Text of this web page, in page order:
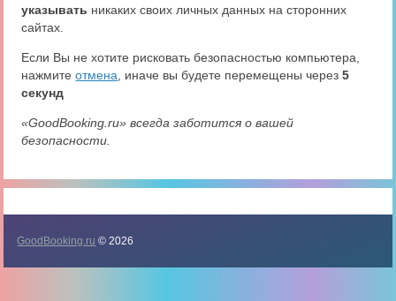
указывать никаких своих личных данных на сторонних
сайтах.
Если Вы не хотите рисковать безопасностью компьютера,
нажмитеотмена , иначе вы будете перемещены через5
секунд
«GoodBooking.ru» всегда заботится о вашей
безопасности.
GoodBooking.ru © 2026